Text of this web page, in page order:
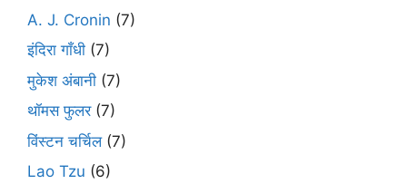
A. J. Cronin (7)
इंदिरा गाँधी (7)
मुकेश अंबानी (7)
थॉमस फुलर(7)
विंस्टन चर्चिल(7)
Lao Tzu (6)